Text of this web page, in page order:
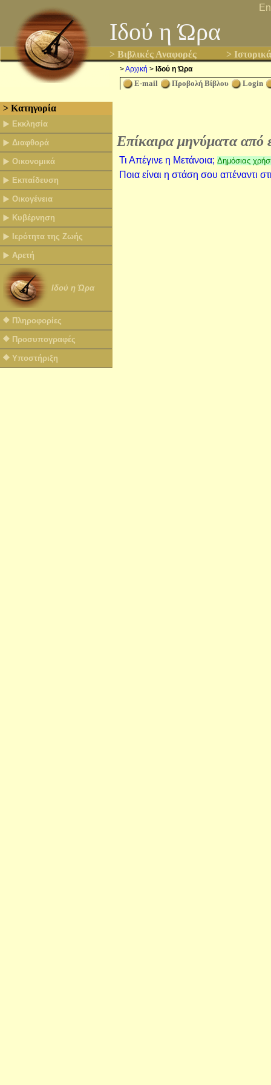
Ιδού η Ώρα
> Βιβλικές Αναφορές >
>Αρχική > Ιδού η Ώρα
E-mail Προβολή Βίβλου Login
> Κατηγορία
Εκκλησία
Διαφθορά
Οικονομικά
Εκπαίδευση
Οικογένεια
Κυβέρνηση
Ιερότητα της Ζωής
Αρετή
Ιδού η Ώρα
Πληροφορίες
Προσυπογραφές
Υποστήριξη
Επίκαιρα μηνύματα από
Τι Απέγινε η Μετάνοια; Δημόσιας
Ποια είναι η στάση σου απέναντι